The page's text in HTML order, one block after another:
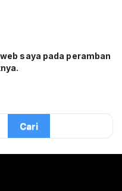
saya pada peramban